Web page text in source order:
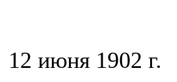
12 июня 1902 г.